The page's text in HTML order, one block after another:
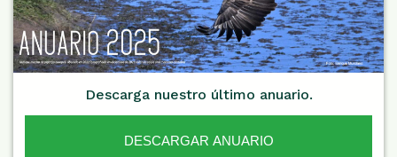
Descarga nuestro último anuario.
DESCARGAR ANUARIO